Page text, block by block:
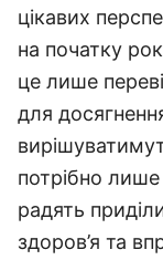
цікавих
на початку
це лише
для
потрібно лише
радять
здоров’я та